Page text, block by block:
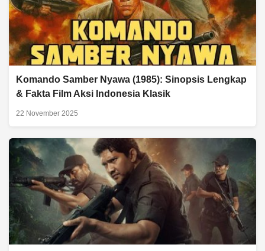
Komando Samber Nyawa (1985): Sinopsis Lengkap
& Fakta Film Aksi Indonesia Klasik
22 November 2025